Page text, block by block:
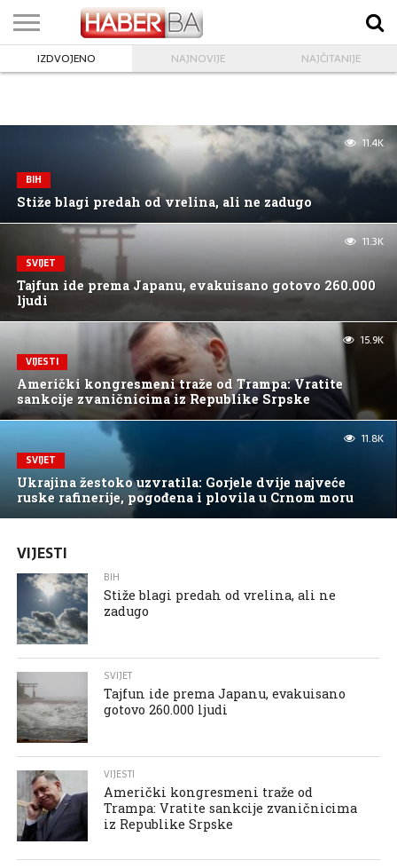
VIJESTI
BIZNIS
SPORT
SHOWBIZ
LIFESTYLE
SCI-
AUTO
ZANIMLJIVOSTI
FOTO
VIDEO
TV
VREMENSKA
STANJE NA
KURSNA
O
MARKETING
IMPRESSUM
KONTAKT
IZDVOJENO NAJNOVIJE NAJČITANIJE
BIH
Stiže blagi predah od vrelina, ali ne zadugo
11.4K
SVIJET
Tajfun ide prema Japanu, evakuisano gotovo 260.000
ljudi
11.3K
VIJESTI
Američki kongresmeni traže od Trampa: Vratite
sankcije zvaničnicima iz Republike Srpske
15.9K
SVIJET
Ukrajina žestoko uzvratila: Gorjele dvije najveće
ruske rafinerije, pogođena i plovila u Crnom moru
11.8K
VIJESTI
BIH
Stiže blagi predah od vrelina, ali ne
zadugo
SVIJET
Tajfun ide prema Japanu, evakuisano
gotovo 260.000 ljudi
VIJESTI
Američki kongresmeni traže od
Trampa: Vratite sankcije zvaničnicima
iz Republike Srpske